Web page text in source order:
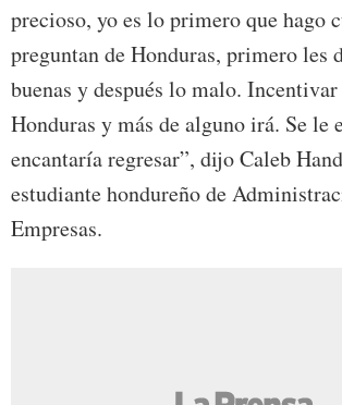
precioso, yo es lo primero que hago
preguntan de Honduras, primero les
buenas y después lo malo.
Honduras y más de alguno irá. Se le
encantaría regresar”, dijo Caleb
estudiante hondureño de
Empresas.